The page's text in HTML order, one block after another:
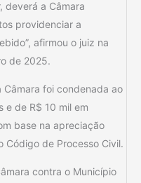
deverá a Câmara
providenciar a
afirmou o juiz na
de 2025.
Câmara foi condenada ao
e de R$ 10 mil em
base na apreciação
de Processo Civil.
contra o Município